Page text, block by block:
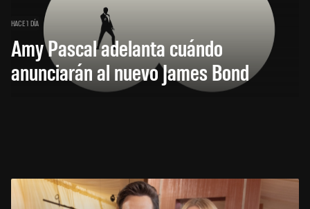
HACE 1 DÍA
Amy Pascal adelanta cuándo
anunciarán al nuevo James Bond